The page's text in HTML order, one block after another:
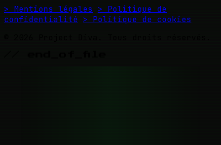
> Mentions légales
> Politique de
confidentialité > Politique de cookies